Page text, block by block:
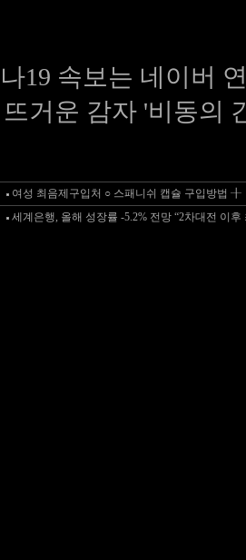
19 속보는 네이버
거운 감자 '비동의
여성 최음제구입처 ○ 스패니쉬 캡슐 구입방법 ╂
세계은행, 올해 성장률 -5.2% 전망 “2차대전 이후